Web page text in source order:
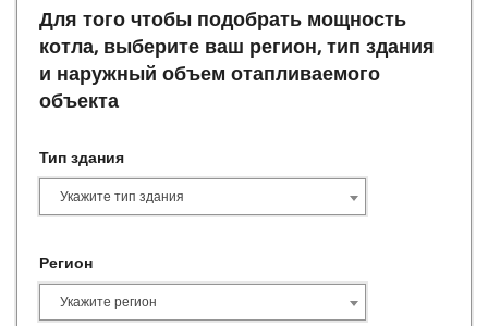
Циклонный пылеуловитель
Очистка воздуха на производстве
Циклон для пыли
Циклоны для очистки воздуха
Аспирация для деревообработки
Для того чтобы подобрать мощность
котла, выберите ваш регион, тип здания
и наружный объем отапливаемого
объекта
Тип здания
Укажите тип здания
Регион
Укажите регион